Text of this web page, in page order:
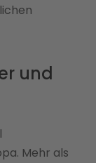
und
Mehr als